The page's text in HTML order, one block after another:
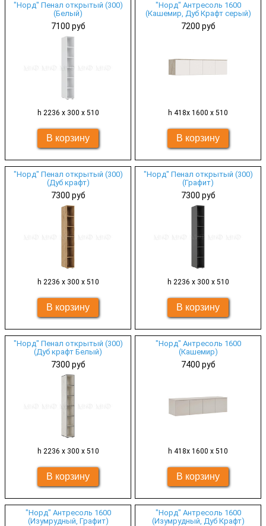
"Норд" Пенал открытый (300)
(Белый)
7100 руб
h 2236 х 300 х 510
"Норд" Антресоль 1600
(Кашемир, Дуб Крафт серый)
7200 руб
h 418х 1600 х 510
"Норд" Пенал открытый (300)
(Дуб крафт)
7300 руб
h 2236 х 300 х 510
"Норд" Пенал открытый (300)
(Графит)
7300 руб
h 2236 х 300 х 510
"Норд" Пенал открытый (300)
(Дуб крафт Белый)
7300 руб
h 2236 х 300 х 510
"Норд" Антресоль 1600
(Кашемир)
7400 руб
h 418х 1600 х 510
"Норд" Антресоль 1600
(Изумрудный, Графит)
"Норд" Антресоль 1600
(Изумрудный, Дуб Крафт)